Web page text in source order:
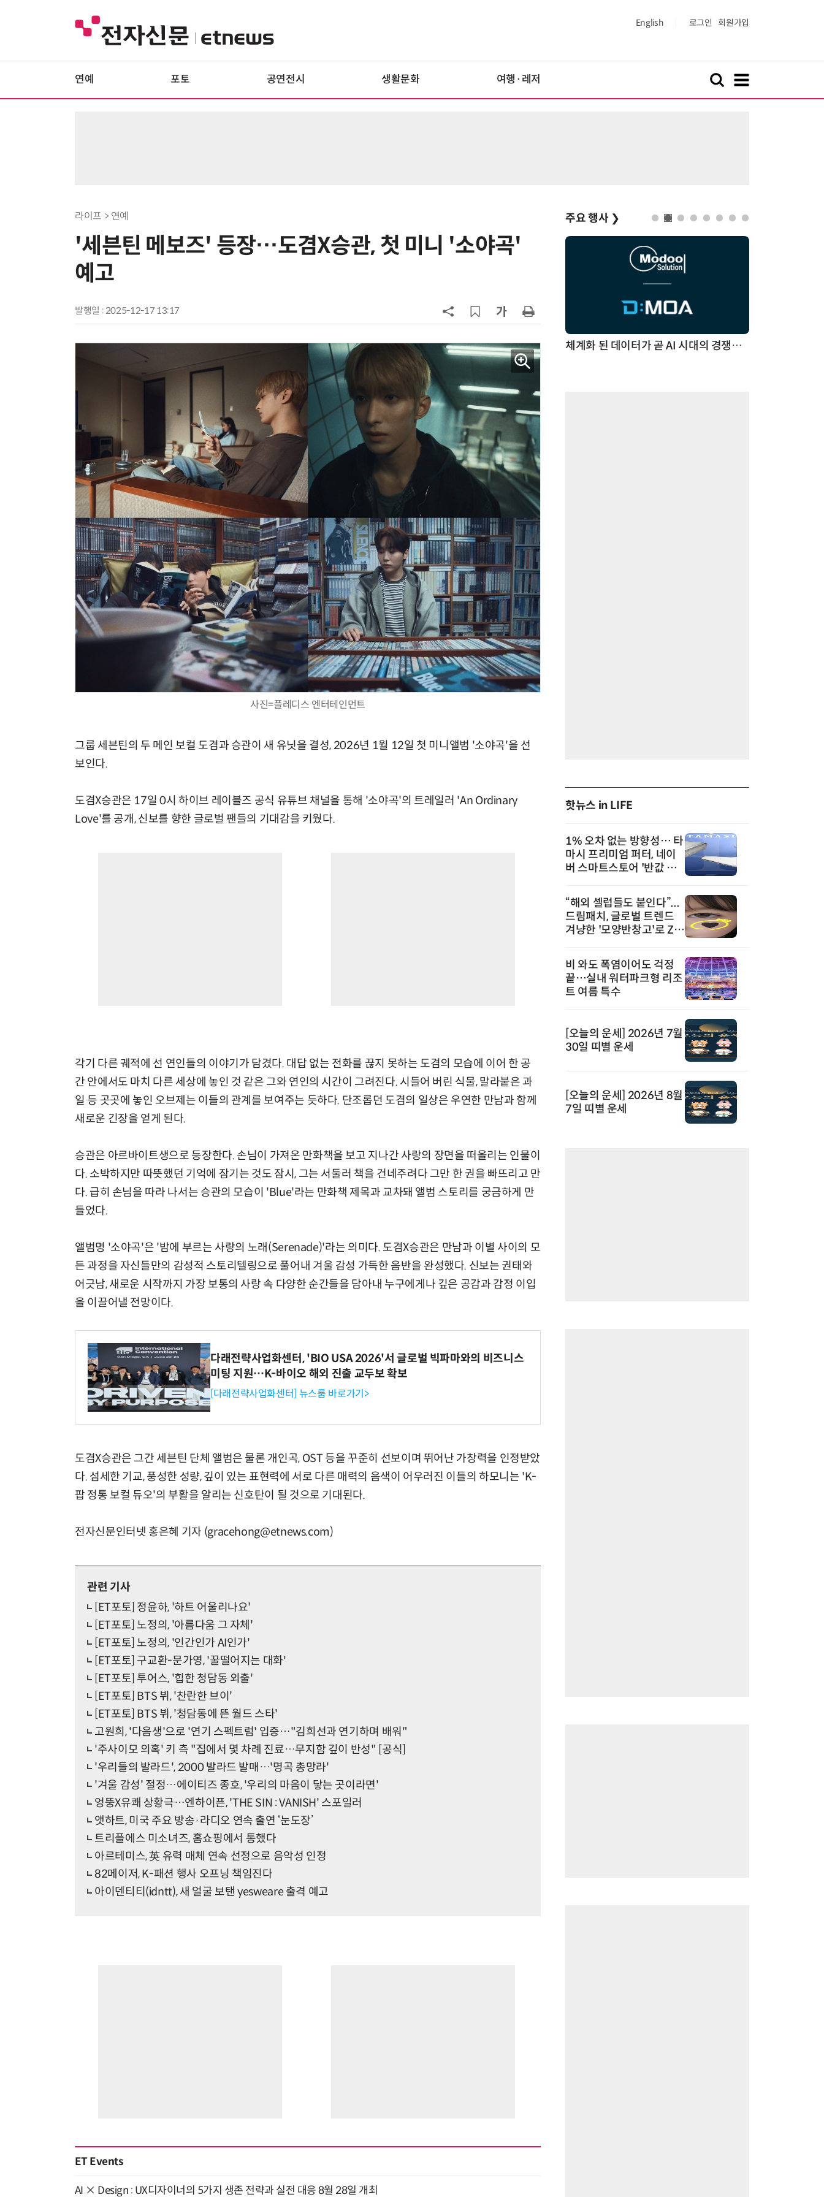
English 로그인 회원가입
연예 포토 공연전시 생활문화 여행·레저
라이프 > 연예
'세븐틴 메보즈' 등장…도겸X승관, 첫 미니 '소야곡'
예고
발행일 : 2025-12-17 13:17
사진=플레디스 엔터테인먼트
그룹 세븐틴의 두 메인 보컬 도겸과 승관이 새 유닛을 결성, 2026년 1월 12일 첫 미니앨범 '소야곡'을 선
보인다.
도겸X승관은 17일 0시 하이브 레이블즈 공식 유튜브 채널을 통해 '소야곡'의 트레일러 'An Ordinary
Love'를 공개, 신보를 향한 글로벌 팬들의 기대감을 키웠다.
각기 다른 궤적에 선 연인들의 이야기가 담겼다. 대답 없는 전화를 끊지 못하는 도겸의 모습에 이어 한 공
간 안에서도 마치 다른 세상에 놓인 것 같은 그와 연인의 시간이 그려진다. 시들어 버린 식물, 말라붙은 과
일 등 곳곳에 놓인 오브제는 이들의 관계를 보여주는 듯하다. 단조롭던 도겸의 일상은 우연한 만남과 함께
새로운 긴장을 얻게 된다.
승관은 아르바이트생으로 등장한다. 손님이 가져온 만화책을 보고 지나간 사랑의 장면을 떠올리는 인물이
다. 소박하지만 따뜻했던 기억에 잠기는 것도 잠시, 그는 서둘러 책을 건네주려다 그만 한 권을 빠뜨리고 만
다. 급히 손님을 따라 나서는 승관의 모습이 'Blue'라는 만화책 제목과 교차돼 앨범 스토리를 궁금하게 만
들었다.
앨범명 '소야곡'은 '밤에 부르는 사랑의 노래(Serenade)'라는 의미다. 도겸X승관은 만남과 이별 사이의 모
든 과정을 자신들만의 감성적 스토리텔링으로 풀어내 겨울 감성 가득한 음반을 완성했다. 신보는 권태와
어긋남, 새로운 시작까지 가장 보통의 사랑 속 다양한 순간들을 담아내 누구에게나 깊은 공감과 감정 이입
을 이끌어낼 전망이다.
다래전략사업화센터, 'BIO USA 2026'서 글로벌 빅파마와의 비즈니스
미팅 지원…K-바이오 해외 진출 교두보 확보
[다래전략사업화센터] 뉴스룸 바로가기>
도겸X승관은 그간 세븐틴 단체 앨범은 물론 개인곡, OST 등을 꾸준히 선보이며 뛰어난 가창력을 인정받았
다. 섬세한 기교, 풍성한 성량, 깊이 있는 표현력에 서로 다른 매력의 음색이 어우러진 이들의 하모니는 'K-
팝 정통 보컬 듀오'의 부활을 알리는 신호탄이 될 것으로 기대된다.
전자신문인터넷 홍은혜 기자 (gracehong@etnews.com)
관련 기사
[ET포토] 정윤하, '하트 어울리나요'
[ET포토] 노정의, '아름다움 그 자체'
[ET포토] 노정의, '인간인가 AI인가'
[ET포토] 구교환-문가영, '꿀떨어지는 대화'
[ET포토] 투어스, '힙한 청담동 외출'
[ET포토] BTS 뷔, '찬란한 브이'
[ET포토] BTS 뷔, '청담동에 뜬 월드 스타'
고원희, '다음생'으로 '연기 스펙트럼' 입증…"김희선과 연기하며 배워"
'주사이모 의혹' 키 측 "집에서 몇 차례 진료…무지함 깊이 반성" [공식]
'우리들의 발라드', 2000 발라드 발매…'명곡 총망라'
'겨울 감성' 절정…에이티즈 종호, '우리의 마음이 닿는 곳이라면'
엉뚱X유쾌 상황극…엔하이픈, 'THE SIN : VANISH' 스포일러
앳하트, 미국 주요 방송·라디오 연속 출연 ‘눈도장’
트리플에스 미소녀즈, 홈쇼핑에서 통했다
아르테미스, 英 유력 매체 연속 선정으로 음악성 인정
82메이저, K-패션 행사 오프닝 책임진다
아이덴티티(idntt), 새 얼굴 보탠 yesweare 출격 예고
ET Events
AI × Design : UX디자이너의 5가지 생존 전략과 실전 대응 8월 28일 개최
주요 행사 ❯
AI Native Enterprise를 지원하는 AI Ready Data 플랫폼 활용 전략 AI 시대의 옵저버빌리티: GPU·LLM 모니터링부터 AI 기반 장애 대응까지 체계화 된 데이터가 곧 AI 시대의 경쟁력이다
핫뉴스 in LIFE
1% 오차 없는 방향성… 타
마시 프리미엄 퍼터, 네이
버 스마트스토어 '반값 할
“해외 셀럽들도 붙인다”...
드림패치, 글로벌 트렌드
겨냥한 '모양반창고'로 Z세
비 와도 폭염이어도 걱정
끝…실내 워터파크형 리조
트 여름 특수
[오늘의 운세] 2026년 7월
30일 띠별 운세
[오늘의 운세] 2026년 8월
7일 띠별 운세